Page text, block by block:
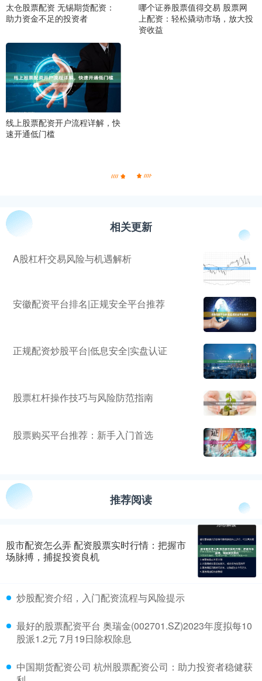
太仓股票配资 无锡期货配资：
助力资金不足的投资者
哪个证券股票值得交易 股票网
上配资：轻松撬动市场，放大投
资收益
线上股票配资开户流程详解，快
速开通低门槛
相关更新
A股杠杆交易风险与机遇解析
安徽配资平台排名|正规安全平台推荐
正规配资炒股平台|低息安全|实盘认证
股票杠杆操作技巧与风险防范指南
股票购买平台推荐：新手入门首选
推荐阅读
股市配资怎么弄 配资股票实时行情：把握市
场脉搏，捕捉投资良机
炒股配资介绍，入门配资流程与风险提示
最好的股票配资平台 奥瑞金(002701.SZ)2023年度拟每10
股派1.2元 7月19日除权除息
中国期货配资公司 杭州股票配资公司：助力投资者稳健获